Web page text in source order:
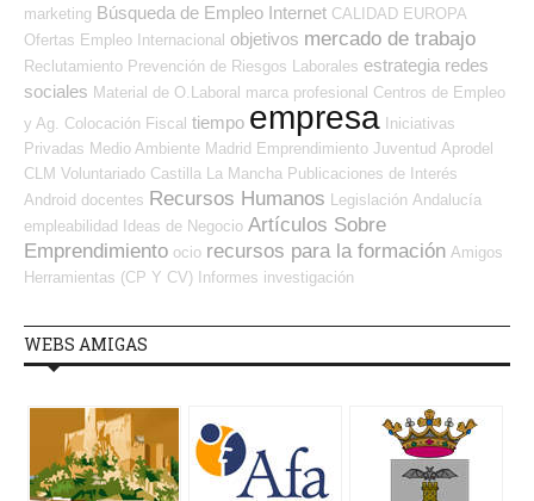
marketing Búsqueda de Empleo Internet CALIDAD EUROPA
Ofertas Empleo Internacional objetivos mercado de trabajo
Reclutamiento Prevención de Riesgos Laborales estrategia redes
sociales Material de O.Laboral marca profesional Centros de Empleo
y Ag. Colocación Fiscal tiempo empresa Iniciativas
Privadas Medio Ambiente Madrid Emprendimiento Juventud Aprodel
CLM Voluntariado Castilla La Mancha Publicaciones de Interés
Android docentes Recursos Humanos Legislación Andalucía
empleabilidad Ideas de Negocio Artículos Sobre
Emprendimiento ocio recursos para la formación Amigos
Herramientas (CP Y CV) Informes investigación
WEBS AMIGAS